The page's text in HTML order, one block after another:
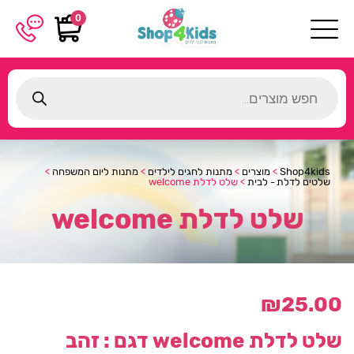
0
search
Shop4kids
> מוצרים > מתנות לחגים לילדים > מתנות ליום המשפחה >
שלטים לדלת - לבית > שלט לדלת welcome
שלט לדלת welcome
₪25.00
שלט לדלת welcome
דגם : זהב